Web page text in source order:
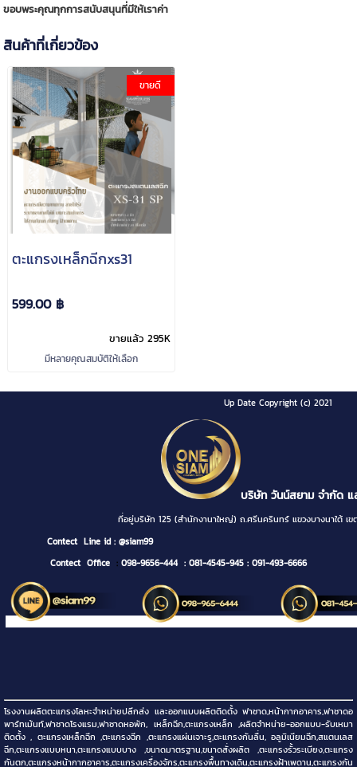
ขอบพระคุณทุกการสนับสนุนที่มีให้เราค่า
สินค้าที่เกี่ยวข้อง
ขายดี
ตะแกรงเหล็กฉีกxs31
599.00 ฿
ขายแล้ว 295K
มีหลายคุณสมบัติให้เลือก
Up Date Copyright (c) 2021
บริษัท วันน์สยาม จำกัด แล
ที่อยู่บริษัท 125 (สำนักงานาใหญ่) ถ.ศรีนครินทร์ แขวงบางนาใ
Contect Line id : @siam99
Contect Office : 098-9656-444 : 081-4545-945 : 091-493-6666
โรงงานผลิตตะแกรงโลหะจำหน่ายปลีกส่ง และออกแบบผลิตติดตั้ง ฟาซาด,หน้ากากอาคาร,ฟาซาดอ
พาร์ทเม้นท์,ฟาซาดโรงแรม,ฟาซาดหอพัก, เหล็กฉีก,ตะแกรงเหล็ก ,ผลิตจำหน่าย-ออกแบบ-รับเหมา
ติดตั้ง , ตะแกรงเหล็กฉีก ,ตะแกรงฉีก ,ตะแกรงแผ่นเจาะรู,ตะแกรงกันลื่น, อลูมิเนียมฉีก,สแตนเลส
ฉีก,ตะแกรงแบบหนา,ตะแกรงแบบบาง ,ขนาดมาตรฐาน,ขนาดสั่งผลิต ,ตะแกรงรั้วระเบียง,ตะแกรง
กันตก,ตะแกรงหน้ากากอาคาร,ตะแกรงเครื่องจักร,ตะแกรงพื้นทางเดิน,ตะแกรงฝ้าเพดาน,ตะแกรงกัน